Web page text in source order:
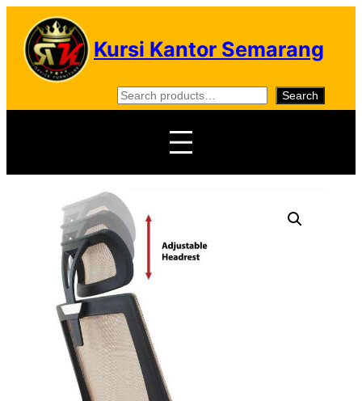
Skip
content
Kursi Kantor Semarang
S
e
c
h
Search